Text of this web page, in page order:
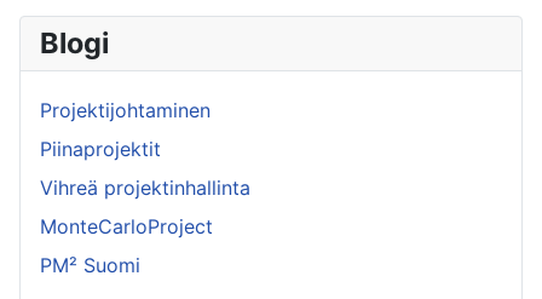
Blogi
Projektijohtaminen
Piinaprojektit
Vihreä projektinhallinta
MonteCarloProject
PM² Suomi